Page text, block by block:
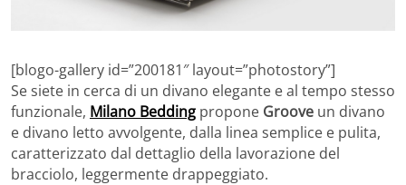
[blogo-gallery id=”200181″ layout=”photostory”]
Se siete in cerca di un divano elegante e al tempo stesso
funzionale, Milano Bedding propone Groove un divano
e divano letto avvolgente, dalla linea semplice e pulita,
caratterizzato dal dettaglio della lavorazione del
bracciolo, leggermente drappeggiato.